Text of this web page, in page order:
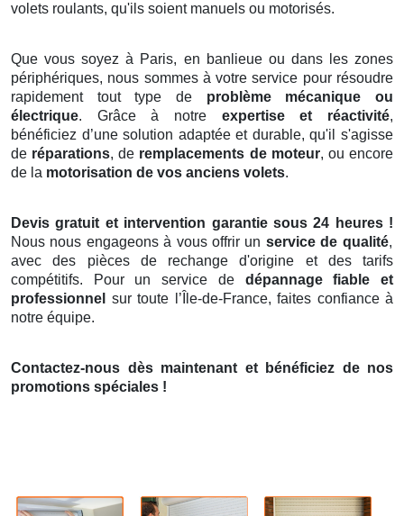
volets roulants, qu'ils soient manuels ou motorisés.
Que vous soyez à Paris, en banlieue ou dans les zones
périphériques, nous sommes à votre service pour résoudre
rapidement tout type de problème mécanique ou
électrique. Grâce à notre expertise et réactivité,
bénéficiez d’une solution adaptée et durable, qu'il s'agisse
de réparations, de remplacements de moteur, ou encore
de la motorisation de vos anciens volets.
Devis gratuit et intervention garantie sous 24 heures !
Nous nous engageons à vous offrir un service de qualité,
avec des pièces de rechange d'origine et des tarifs
compétitifs. Pour un service de dépannage fiable et
professionnel
sur toute l’Île-de-France, faites confiance à
notre équipe.
Contactez-nous dès maintenant et bénéficiez de nos
promotions spéciales !